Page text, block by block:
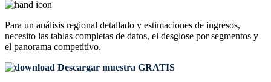
Para un análisis regional detallado y estimaciones de ingresos,
necesito las tablas completas de datos, el desglose por segmentos y
el panorama competitivo.
Descargar muestra GRATIS